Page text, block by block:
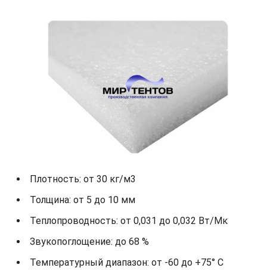
Плотность: от 30 кг/м3
Толщина: от 5 до 10 мм
Теплопроводность: от 0,031 до 0,032 Вт/Мк
Звукопоглощение: до 68 %
Температурный диапазон: от -60 до +75° С